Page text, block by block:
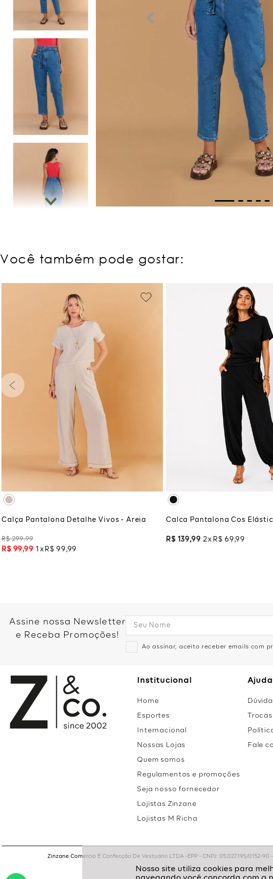
Você também pode gostar:
ADICIONAR À SACOLA
Calça Pantalona Detalhe Vivos - Areia
R$ 299,99
R$ 99,99 1 R$ 99 ,99
M
ADICIONAR À
Calca Pantalona Cos
R$ 139,99 2 R$ 69 ,99
Assine nossa Newsletter
e Receba Promoções!
Ao assinar, aceito receber emails com
Institucional
Home
Esportes
Internacional
Nossas Lojas
Quem somos
Regulamentos e promoções
Seja nosso fornecedor
Lojistas Zinzane
Lojistas M Richa
Ajuda
Fale
Zinzane Comercio E Confecção De Vestuário LTDA -EPP - CNPJ: 05.027.195/0152-